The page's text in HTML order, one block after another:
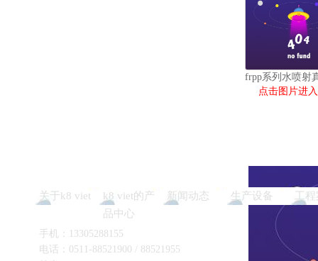
点击图片进
关于k8 viet
k8 viet的产
品中心
新闻动态 生产设备 工
手机：13305288155
电话：0511-88521900 / 88521955